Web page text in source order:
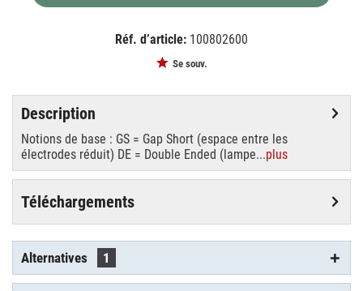
Réf. d’article: 100802600
Se souv.
Description
Notions de base : GS = Gap Short (espace entre les
électrodes réduit) DE = Double Ended (lampe...plus
Téléchargements
Alternatives 1